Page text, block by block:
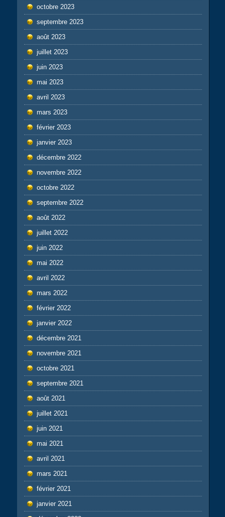
octobre 2023
septembre 2023
août 2023
juillet 2023
juin 2023
mai 2023
avril 2023
mars 2023
février 2023
janvier 2023
décembre 2022
novembre 2022
octobre 2022
septembre 2022
août 2022
juillet 2022
juin 2022
mai 2022
avril 2022
mars 2022
février 2022
janvier 2022
décembre 2021
novembre 2021
octobre 2021
septembre 2021
août 2021
juillet 2021
juin 2021
mai 2021
avril 2021
mars 2021
février 2021
janvier 2021